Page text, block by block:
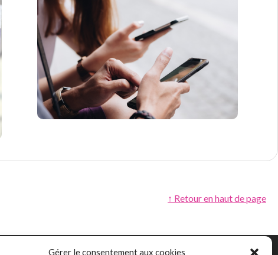
Gérer le consentement aux cookies
↑ Retour en haut de page